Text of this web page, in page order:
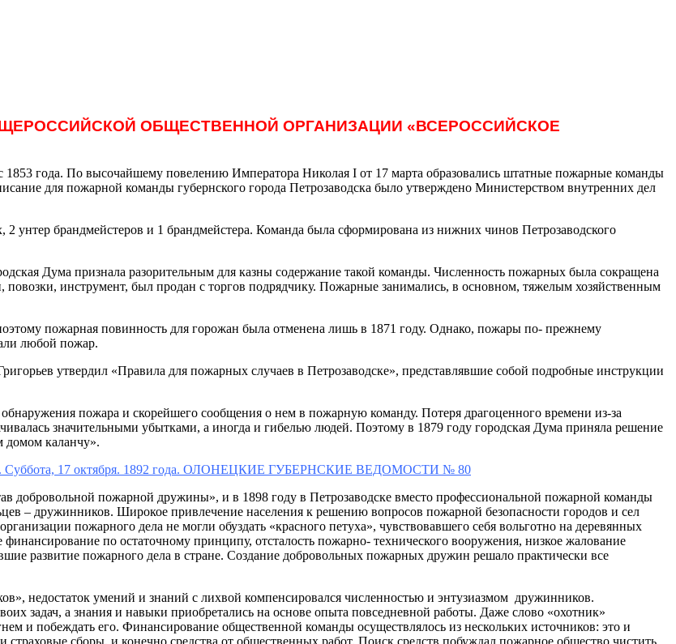
ОБЩЕСТВЕННОЙ ОРГАНИЗАЦИИ «ВСЕРОССИЙСКОЕ
года. По высочайшему повелению Императора Николая I от 17 марта образовались штатные пожарные команды
для пожарной команды губернского города Петрозаводска было утверждено Министерством внутренних дел
унтер брандмейстеров и 1 брандмейстера. Команда была сформирована из нижних чинов Петрозаводского
Дума признала разорительным для казны содержание такой команды. Численность пожарных была сокращена
инструмент, был продан с торгов подрядчику. Пожарные занимались, в основном, тяжелым хозяйственным
пожарная повинность для горожан была отменена лишь в 1871 году. Однако, пожары по- прежнему
любой пожар.
утвердил «Правила для пожарных случаев в Петрозаводске», представлявшие собой подробные инструкции
пожара и скорейшего сообщения о нем в пожарную команду. Потеря драгоценного времени из-за
значительными убытками, а иногда и гибелью людей. Поэтому в 1879 году городская Дума приняла решение
домом каланчу».
й. Суббота, 17 октября. 1892 года. ОЛОНЕЦКИЕ ГУБЕРНСКИЕ ВЕДОМОСТИ № 80
добровольной пожарной дружины», и в 1898 году в Петрозаводске вместо профессиональной пожарной команды
– дружинников. Широкое привлечение населения к решению вопросов пожарной безопасности городов и сел
пожарного дела не могли обуздать «красного петуха», чувствовавшего себя вольготно на деревянных
по остаточному принципу, отсталость пожарно- технического вооружения, низкое жалование
развитие пожарного дела в стране. Создание добровольных пожарных дружин решало практически все
недостаток умений и знаний с лихвой компенсировался численностью и энтузиазмом дружинников.
задач, а знания и навыки приобретались на основе опыта повседневной работы. Даже слово «охотник»
и побеждать его. Финансирование общественной команды осуществлялось из нескольких источников: это и
сборы, и конечно средства от общественных работ. Поиск средств побуждал пожарное общество чистить